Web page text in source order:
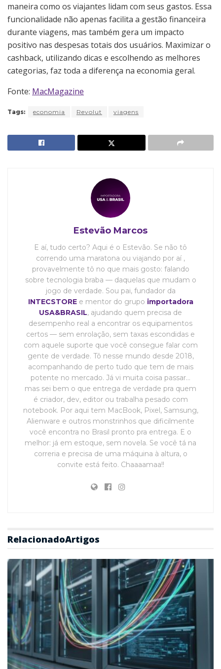
maneira como os viajantes lidam com seus gastos. Essa
funcionalidade não apenas facilita a gestão financeira
durante viagens, mas também gera um impacto
positivo nas despesas totais dos usuários. Maximizar o
cashback, utilizando dicas e escolhendo as melhores
categorias, faz toda a diferença na economia geral.
Fonte: MacMagazine
Tags: economia Revolut viagens
Estevão Marcos
E aí, tudo certo? Aqui é o Estevão. Se não tô
correndo uma maratona ou viajando por aí ,
provavelmente tô no que mais gosto: falando
sobre tecnologia braba — daquelas que mudam o
jogo de verdade. Sou pai, fundador da
INTECSTOREe mentor do grupo importadora
USA&BRASIL, ajudando quem precisa de
desempenho real a encontrar os equipamentos
certos — sem enrolação, sem taxas escondidas e
com aquele suporte que você consegue falar com
gente de verdade. Tô nesse mundo desde 2018,
acompanhando de perto tudo que tem de mais
potente no mercado. Já vi muita coisa passar…
mas sei bem o que entrega de verdade pra quem
é criador, dev, editor ou trabalha pesado com
notebook. Por aqui tem MacBook, Pixel, Samsung,
Alienware e outros monstrinhos que dificilmente
você encontra no Brasil pronto pra entrega. E o
melhor: já em estoque, sem novela. Se você tá na
correria e precisa de uma máquina à altura, o
convite está feito. Chaaaamaa!!
RelacionadoArtigos